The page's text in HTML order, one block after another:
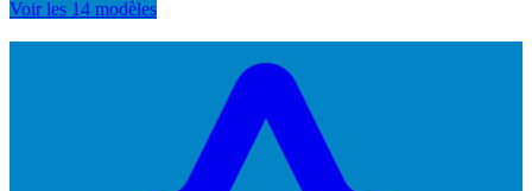
Voir les 14 modèles